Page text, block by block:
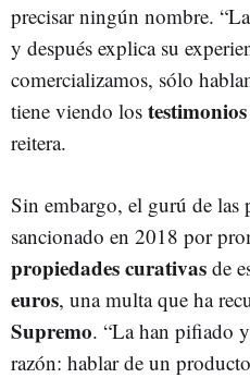
precisar ningún nombre.
y después explica su
comercializamos, sólo
tiene viendo los testimonios
reitera.
Sin embargo, el gurú de las
sancionado en 2018 por
propiedades curativas de
euros, una multa que ha
Supremo. “La han pifiado
razón: hablar de un